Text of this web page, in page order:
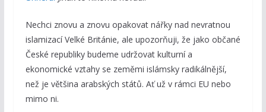
Nechci znovu a znovu opakovat nářky nad nevratnou
islamizací Velké Británie, ale upozorňuji, že jako občané
České republiky budeme udržovat kulturní a
ekonomické vztahy se zeměmi islámsky radikálnější,
než je většina arabských států. Ať už v rámci EU nebo
mimo ni.